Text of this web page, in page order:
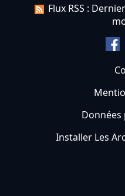
Flux RSS :
Données
Installer Les